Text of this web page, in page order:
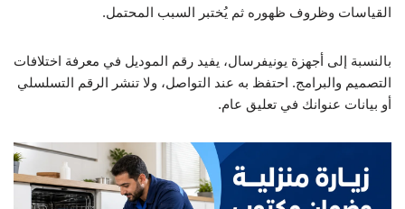
القياسات وظروف ظهوره ثم يُختبر السبب المحتمل.
بالنسبة إلى أجهزة يونيفرسال، يفيد رقم الموديل في معرفة اختلافات
التصميم والبرامج. احتفظ به عند التواصل، ولا تنشر الرقم التسلسلي
أو بيانات عنوانك في تعليق عام.